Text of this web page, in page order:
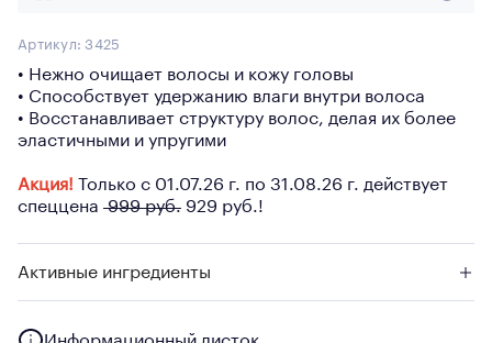
Артикул:3425
• Нежно очищает волосы и кожу головы
• Способствует удержанию влаги внутри волоса
• Восстанавливает структуру волос, делая их более
эластичными и упругими
Акция! Только с 01.07.26 г. по 31.08.26 г. действует
спеццена 999 руб. 929 руб.!
Активные ингредиенты